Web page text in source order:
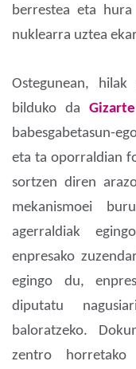
berrestea eta
nuklearra uztea
Ostegunean,
bilduko da
babesgabetasun-
eta ta oporraldian
sortzen diren
mekanismoei
agerraldiak
enpresako
egingo du,
diputatu
baloratzeko.
zentro horretako